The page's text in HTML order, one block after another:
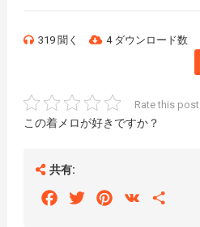
319 聞く 4 ダウンロード数
Rate this post
この着メロが好きですか？
共有:
FacebookTwitterPinterest
VK